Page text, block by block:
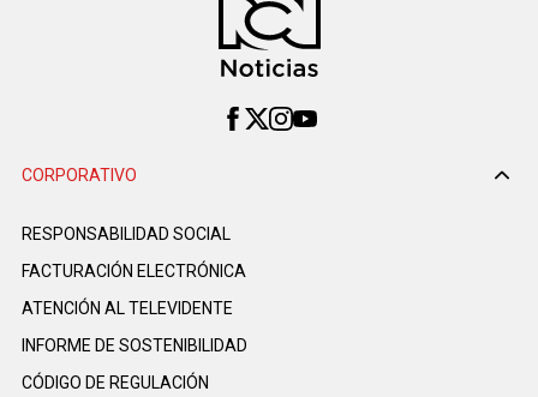
CORPORATIVO
RESPONSABILIDAD SOCIAL
FACTURACIÓN ELECTRÓNICA
ATENCIÓN AL TELEVIDENTE
INFORME DE SOSTENIBILIDAD
CÓDIGO DE REGULACIÓN